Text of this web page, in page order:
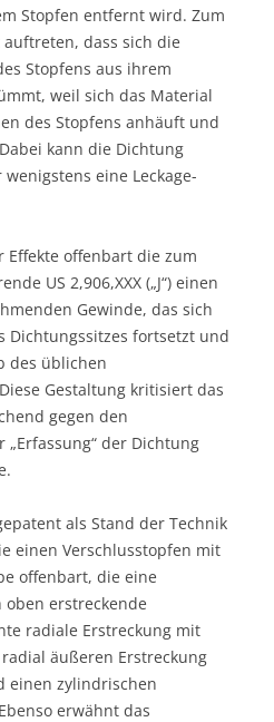
Stopfen entfernt wird. Zum
dass sich die
Stopfens aus ihrem
weil sich das Material
des Stopfens anhäuft und
kann die Dichtung
eine Leckage-
offenbart die zum
US 2,906,XXX („J“) einen
Gewinde, das sich
Dichtungssitzes fortsetzt und
des üblichen
Gestaltung kritisiert das
gegen den
der Dichtung
als Stand der Technik
einen Verschlusstopfen mit
offenbart, die eine
erstreckende
radiale Erstreckung mit
äußeren Erstreckung
einen zylindrischen
erwähnt das